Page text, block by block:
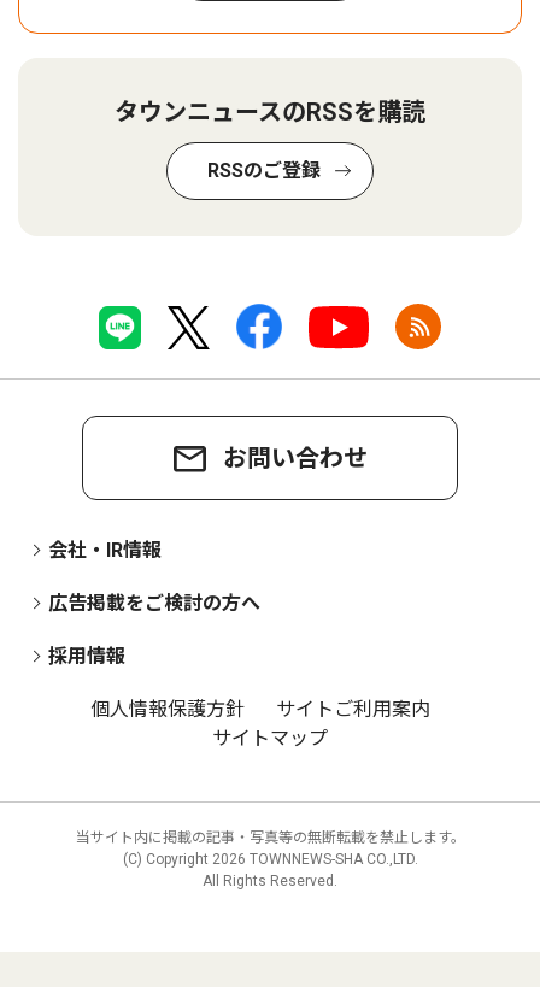
タウンニュースのRSSを購読
RSSのご登録
お問い合わせ
会社・IR情報
広告掲載をご検討の方へ
採用情報
個人情報保護方針
サイトご利用案内
サイトマップ
当サイト内に掲載の記事・写真等の無断転載を禁止します。
(C) Copyright 2026 TOWNNEWS-SHA CO.,LTD.
All Rights Reserved.